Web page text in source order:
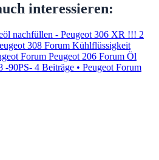
interessieren:
nachfüllen - Peugeot 306 XR !!! 2
308 Forum Kühlflüssigkeit
Forum Peugeot 206 Forum Öl
-90PS- 4 Beiträge • Peugeot Forum